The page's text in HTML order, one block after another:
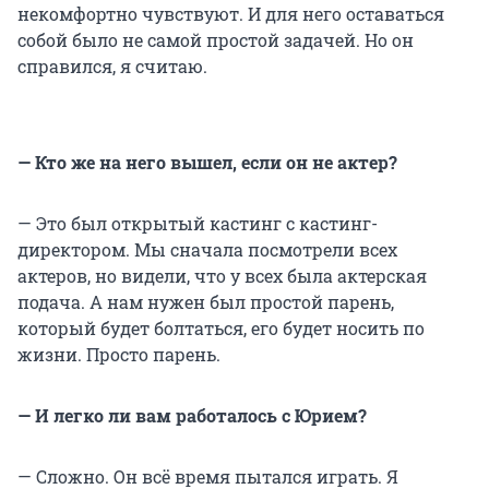
некомфортно чувствуют. И для него оставаться
собой было не самой простой задачей. Но он
справился, я считаю.
— Кто же на него вышел, если он не актер?
— Это был открытый кастинг с кастинг-
директором. Мы сначала посмотрели всех
актеров, но видели, что у всех была актерская
подача. А нам нужен был простой парень,
который будет болтаться, его будет носить по
жизни. Просто парень.
— И легко ли вам работалось с Юрием?
— Сложно. Он всё время пытался играть. Я